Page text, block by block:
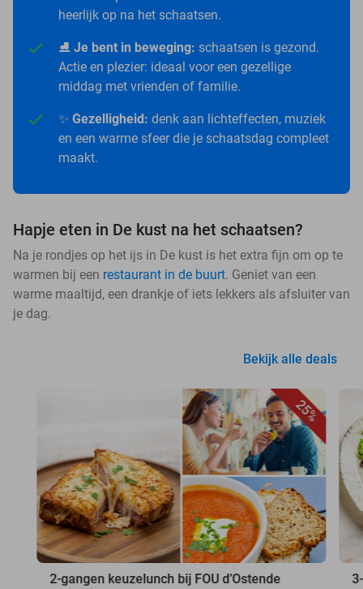
heerlijk op na het schaatsen.
⛸️ Je bent in beweging: schaatsen is gezond.
Actie en plezier: ideaal voor een gezellige
middag met vrienden of familie.
✨ Gezelligheid: denk aan lichteffecten, muziek
en een warme sfeer die je schaatsdag compleet
maakt.
Hapje eten in De kust na het schaatsen?
Na je rondjes op het ijs in De kust is het extra fijn om op te
warmen bij een restaurant in de buurt. Geniet van een
warme maaltijd, een drankje of iets lekkers als afsluiter van
je dag.
Bekijk alle deals
25%
2-gangen keuzelunch bij FOU d’Ostende